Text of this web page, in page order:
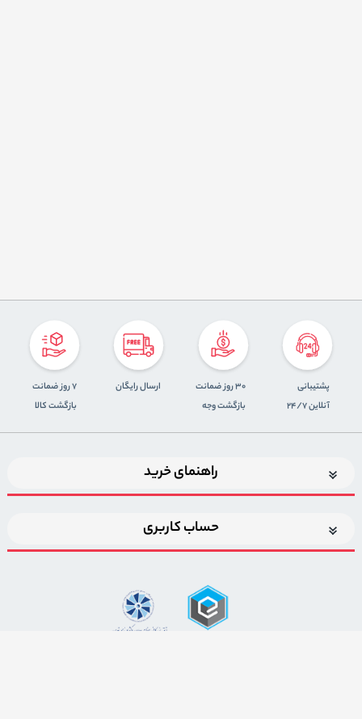
پشتیبانی
آنلاین 24/7
30 روز ضمانت
بازگشت وجه
ارسال رایگان
7 روز ضمانت
بازگشت کالا
راهنمای خرید
حساب کاربری